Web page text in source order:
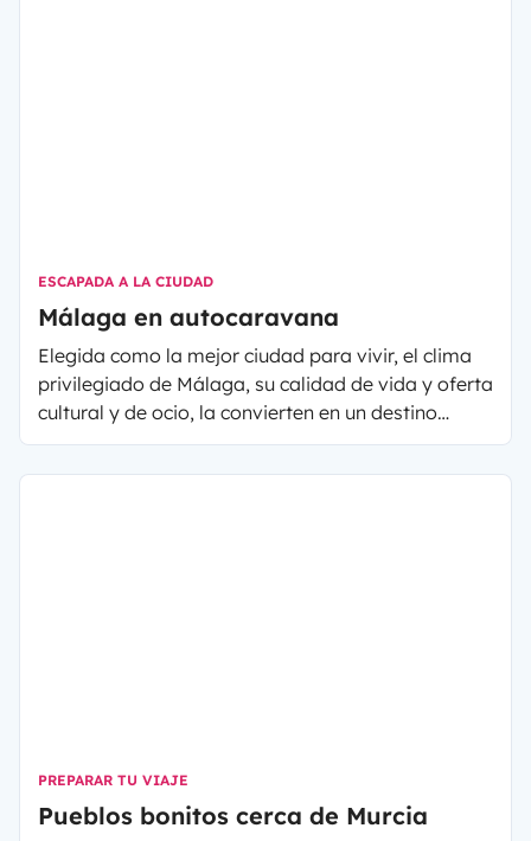
ESCAPADA A LA CIUDAD
Málaga en autocaravana
Elegida como la mejor ciudad para vivir, el clima
privilegiado de Málaga, su calidad de vida y oferta
cultural y de ocio, la convierten en un destino
perfecto para una visita en autocaravana por el fin
de semana o varios días en Andalucía.
PREPARAR TU VIAJE
Pueblos bonitos cerca de Murcia